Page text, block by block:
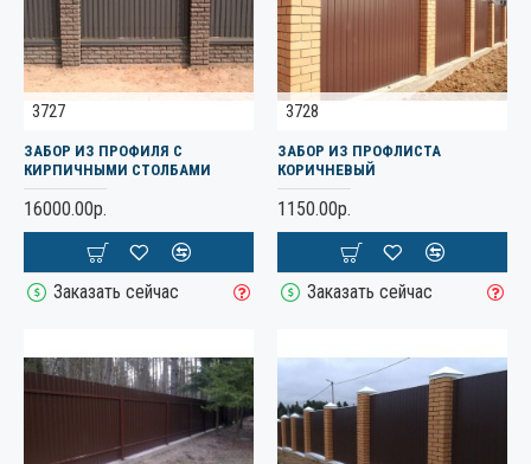
3727
ЗАБОР ИЗ ПРОФИЛЯ С
КИРПИЧНЫМИ СТОЛБАМИ
16000.00р.
Заказать сейчас
3728
ЗАБОР ИЗ ПРОФЛИСТА
КОРИЧНЕВЫЙ
1150.00р.
Заказать сейчас